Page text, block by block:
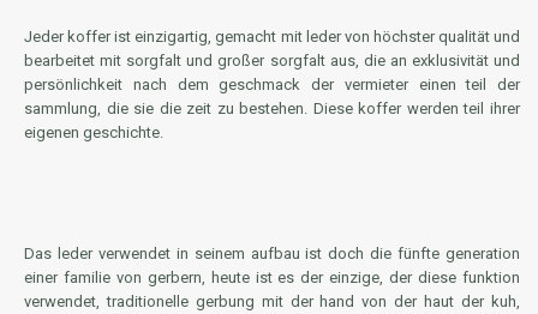
Jeder koffer ist einzigartig, gemacht mit leder von höchster qualität und
bearbeitet mit sorgfalt und großer sorgfalt aus, die an exklusivität und
persönlichkeit nach dem geschmack der vermieter einen teil der
sammlung, die sie die zeit zu bestehen. Diese koffer werden teil ihrer
eigenen geschichte.
Das leder verwendet in seinem aufbau ist doch die fünfte generation
einer familie von gerbern, heute ist es der einzige, der diese funktion
verwendet, traditionelle gerbung mit der hand von der haut der kuh,